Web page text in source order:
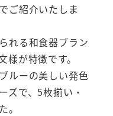
ご紹介いたしま
れる和食器ブラン
様が特徴です。
ルーの美しい発色
ズで、5枚揃い・
。